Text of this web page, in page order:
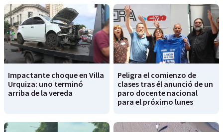
Impactante choque en Villa
Urquiza: uno terminó
arriba de la vereda
Peligra el comienzo de
clases tras él anunció de un
paro docente nacional
para el próximo lunes